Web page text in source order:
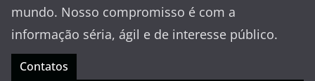
mundo. Nosso compromisso é com a
informação séria, ágil e de interesse público.
Contatos